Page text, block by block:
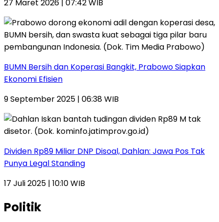
27 Maret 2026 | 07:42 WIB
BUMN Bersih dan Koperasi Bangkit, Prabowo Siapkan
Ekonomi Efisien
9 September 2025 | 06:38 WIB
Dividen Rp89 Miliar DNP Disoal, Dahlan: Jawa Pos Tak
Punya Legal Standing
17 Juli 2025 | 10:10 WIB
Politik